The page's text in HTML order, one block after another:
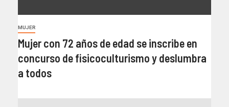
MUJER
Mujer con 72 años de edad se inscribe en
concurso de fisicoculturismo y deslumbra
a todos